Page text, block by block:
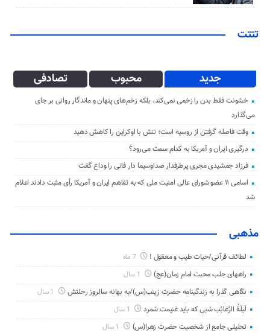
تتتت
جدید محبوب تصادفی
خشونت فقط بدن را زخمی نمی‌کند، بلکه زخم‌های پنهان و ماندگار روانی بر جای
می‌گذارد
وقت فاصله گرفتن از روسیه است؛ تنش با اوکراین را کاهش دهید
درگیری ایران و آمریکا به کدام سمت می‌رود؟
فرزاد جمشیدی مجری پرطرفدار صداوسیما دار فانی را وداع گفت
اسامی ۱۱ عضو شورای عالی امنیت ملی که به تفاهم ایران و آمریکا رأی مثبت دادند اعلام
شد
مذهبی
لطائف قرآنی/حیات طیب و معقول ! 7 ماه
راههای جلب محبت امام زمان(عج)
نگاهی گذرا به زندگینامه حضرت زینب(س)/به بهانه سالروز رحلتش
لَیلَةُ الرَّغائِب شبی که باید غنیمت شمرد
تحلیلی جامع از شخصیت حضرت زهرا(س)